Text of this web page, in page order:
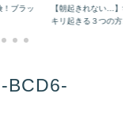
！ブラッ
【朝起きれない…】学
キリ起きる３つの方...
BCD6-